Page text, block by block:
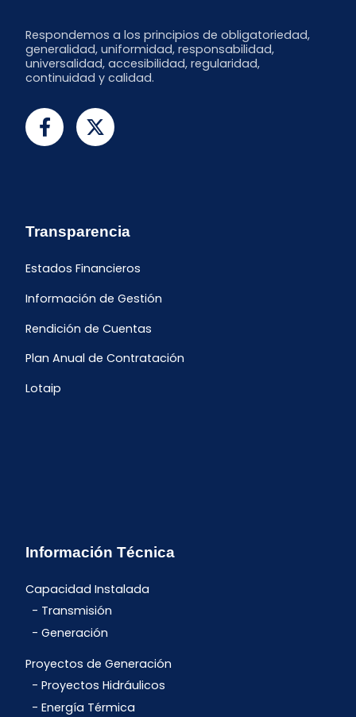
Respondemos a los principios de obligatoriedad,
generalidad, uniformidad, responsabilidad,
universalidad, accesibilidad, regularidad,
continuidad y calidad.
Transparencia
Estados Financieros
Información de Gestión
Rendición de Cuentas
Plan Anual de Contratación
Lotaip
Información Técnica
Capacidad Instalada
Transmisión
Generación
Proyectos de Generación
Proyectos Hidráulicos
Energía Térmica